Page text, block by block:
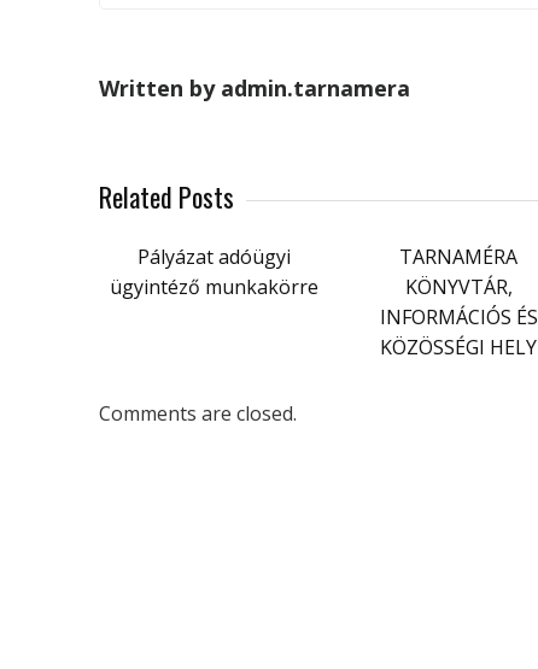
Written by admin.tarnamera
Related Posts
Pályázat adóügyi
ügyintéző munkakörre
TARNAMÉRA
KÖNYVTÁR,
INFORMÁCIÓS ÉS
KÖZÖSSÉGI HELY
Comments are closed.